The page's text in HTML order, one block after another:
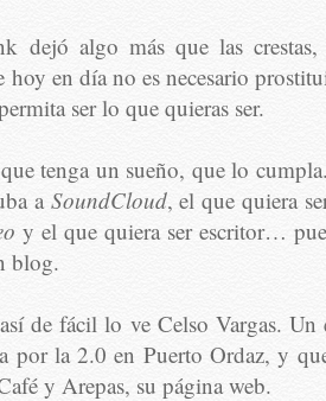
dejó algo más que las
hoy en día no es necesario
ser lo que quieras ser.
tenga un sueño, que lo
a SoundCloud, el que quiera
y el que quiera ser escritor…
blog.
de fácil lo ve Celso Vargas. Un
por la 2.0 en Puerto Ordaz, y
y Arepas, su página web.